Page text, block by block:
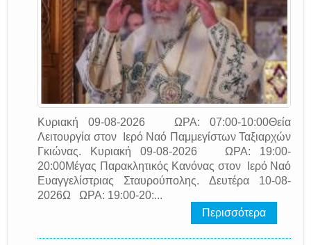
Κυριακή 09-08-2026 ΩΡΑ: 07:00-10:00Θεία
Λειτουργία στον Ιερό Ναό Παμμεγίστων Ταξιαρχών
Γκιώνας. Κυριακή 09-08-2026 ΩΡΑ: 19:00-
20:00Μέγας Παρακλητικός Κανόνας στον Ιερό Ναό
Ευαγγελίστριας Σταυρούπολης. Δευτέρα 10-08-
2026Ω ΩΡΑ: 19:00-20:...
Περισσότερα